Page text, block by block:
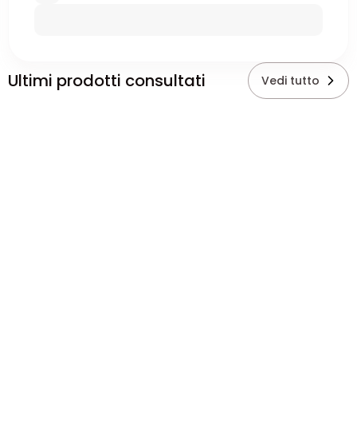
Ultimi prodotti consultati Vedi tutto